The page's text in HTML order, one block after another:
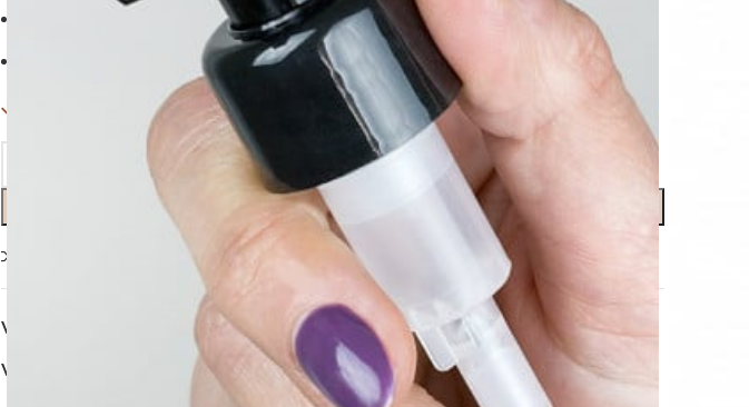
Er lavet i plastik med slange, der kan klippes til efter behov
Passer til en produktflaskehals på 24 mm
TILFØJ TIL KURV
Tilføj til ønskeliste
Varenummer (SKU): curlsforyou-pumpe-hoved
Varekategorier: Emballage og opbevaring Tilbehør